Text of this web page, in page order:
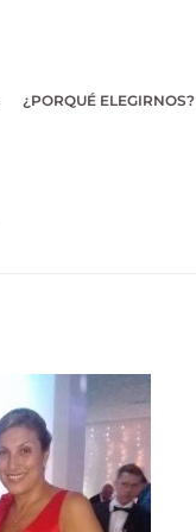
¿PORQUÉ ELEGIRNOS?